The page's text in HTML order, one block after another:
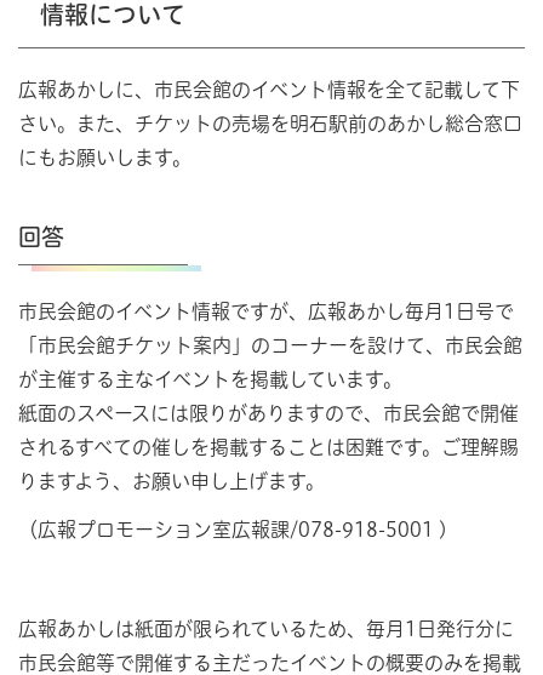
情報について
広報あかしに、市民会館のイベント情報を全て記載して下
さい。また、チケットの売場を明石駅前のあかし総合窓口
にもお願いします。
回答
市民会館のイベント情報ですが、広報あかし毎月1日号で
「市民会館チケット案内」のコーナーを設けて、市民会館
が主催する主なイベントを掲載しています。
紙面のスペースには限りがありますので、市民会館で開催
されるすべての催しを掲載することは困難です。ご理解賜
りますよう、お願い申し上げます。
（広報プロモーション室広報課/078-918-5001 )
広報あかしは紙面が限られているため、毎月1日発行分に
市民会館等で開催する主だったイベントの概要のみを掲載